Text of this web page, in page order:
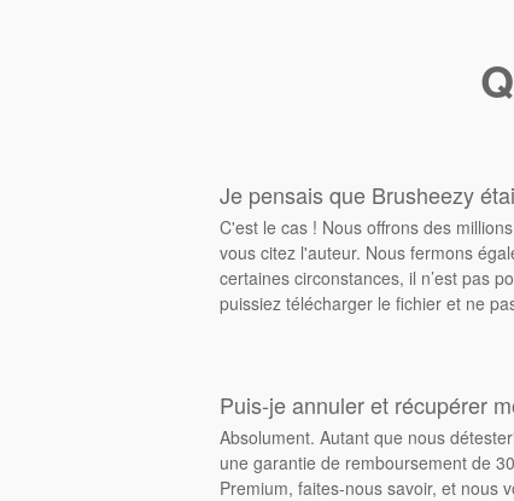
Je pensais que Brusheezy
C'est le cas ! Nous offrons des
vous citez l'auteur. Nous fermons
certaines circonstances, il n’est pas
puissiez télécharger le fichier et ne
Puis-je annuler et récupérer
Absolument. Autant que nous
une garantie de remboursement de
Premium, faites-nous savoir, et nous